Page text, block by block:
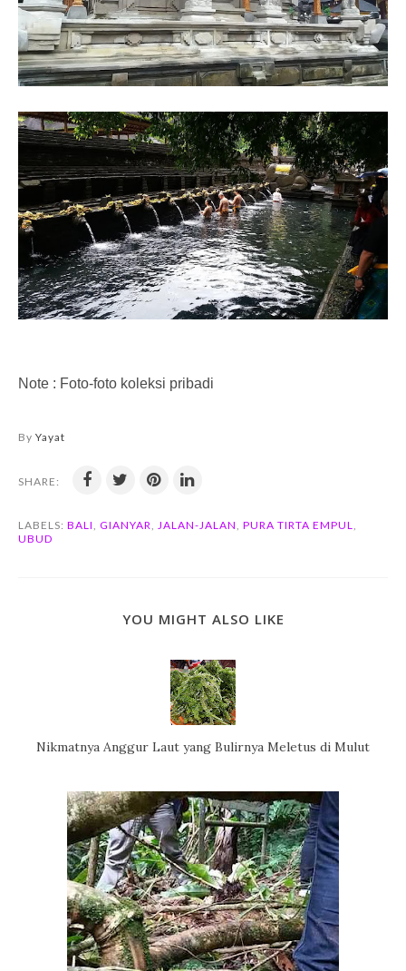
Note : Foto-foto ko leksi pribadi
By Yayat
SHARE:
LABELS: BALI, GIANYAR, JALAN-JALAN, PURA TIRTA EMPUL,
UBUD
YOU MIGHT ALSO LIKE
Nikmatnya Anggur Laut yang Bulirnya Meletus di Mulut